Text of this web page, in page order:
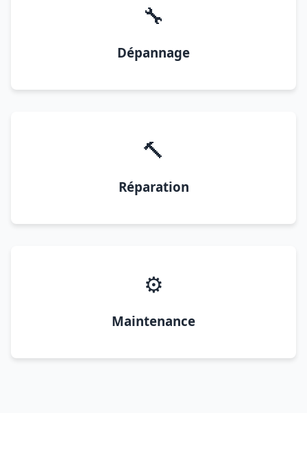
🔧
Dépannage
🔨
Réparation
⚙️
Maintenance